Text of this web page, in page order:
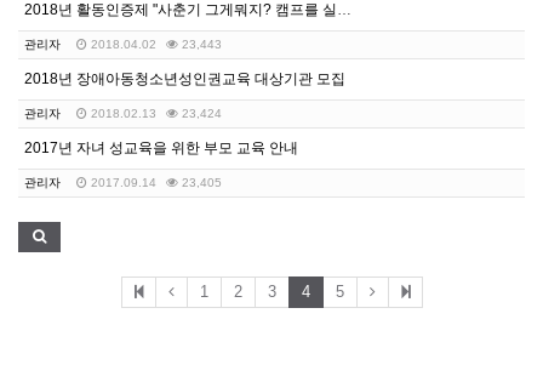
2018년 활동인증제 "사춘기 그게뭐지? 캠프를 실시합…
관리자 2018.04.02 23,443
2018년 장애아동청소년성인권교육 대상기관 모집
관리자 2018.02.13 23,424
2017년 자녀 성교육을 위한 부모 교육 안내
관리자 2017.09.14 23,405
1 2 3 4 5